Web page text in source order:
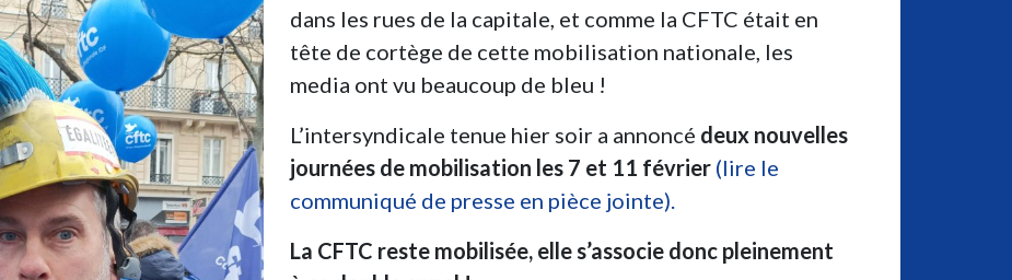
dans les rues de la capitale, et comme la CFTC était en
tête de cortège de cette mobilisation nationale, les
media ont vu beaucoup de bleu !
L’intersyndicale tenue hier soir a annoncé deux nouvelles
journées de mobilisation les 7 et 11 février (lire le
communiqué de presse en pièce jointe).
La CFTC reste mobilisée, elle s’associe donc pleinement